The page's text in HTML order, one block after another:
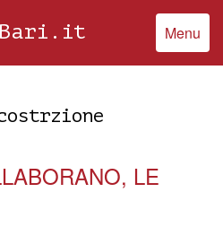
Menu
LE